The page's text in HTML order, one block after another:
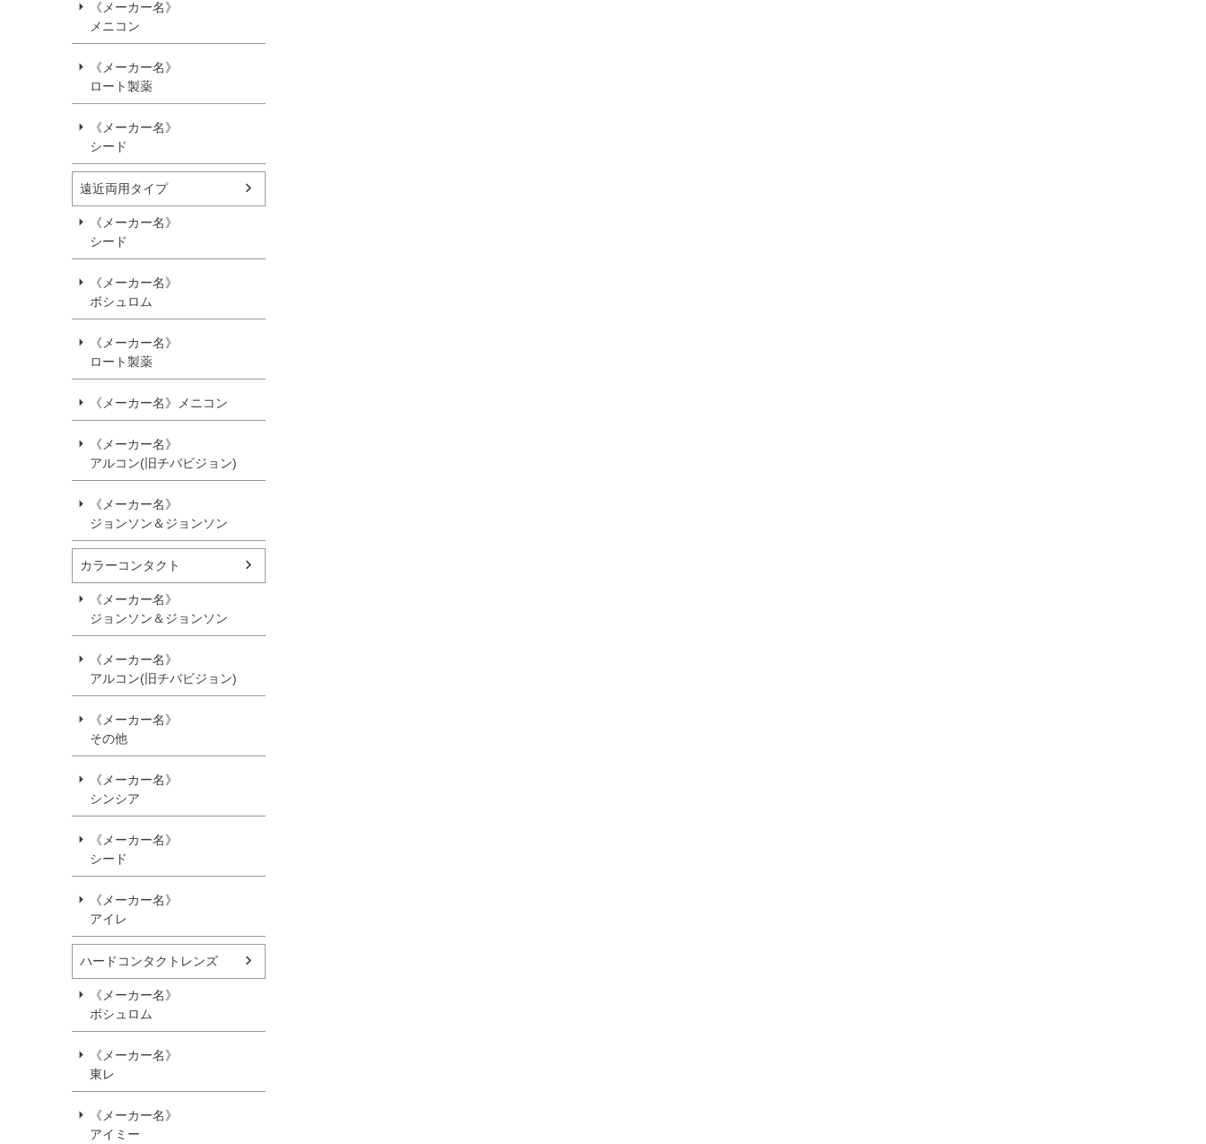
《メーカー名》
メニコン
《メーカー名》
ロート製薬
《メーカー名》
シード
遠近両用タイプ
《メーカー名》
シード
《メーカー名》
ボシュロム
《メーカー名》
ロート製薬
《メーカー名》メニコン
《メーカー名》
アルコン(旧チバビジョン)
《メーカー名》
ジョンソン＆ジョンソン
カラーコンタクト
《メーカー名》
ジョンソン＆ジョンソン
《メーカー名》
アルコン(旧チバビジョン)
《メーカー名》
その他
《メーカー名》
シンシア
《メーカー名》
シード
《メーカー名》
アイレ
ハードコンタクトレンズ
《メーカー名》
ボシュロム
《メーカー名》
東レ
《メーカー名》
アイミー